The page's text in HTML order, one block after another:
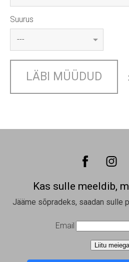
Suurus
LÄBI MÜÜDUD
Kas sulle meeldib,
Jääme sõpradeks, saadan sulle
Email
Liitu meiega